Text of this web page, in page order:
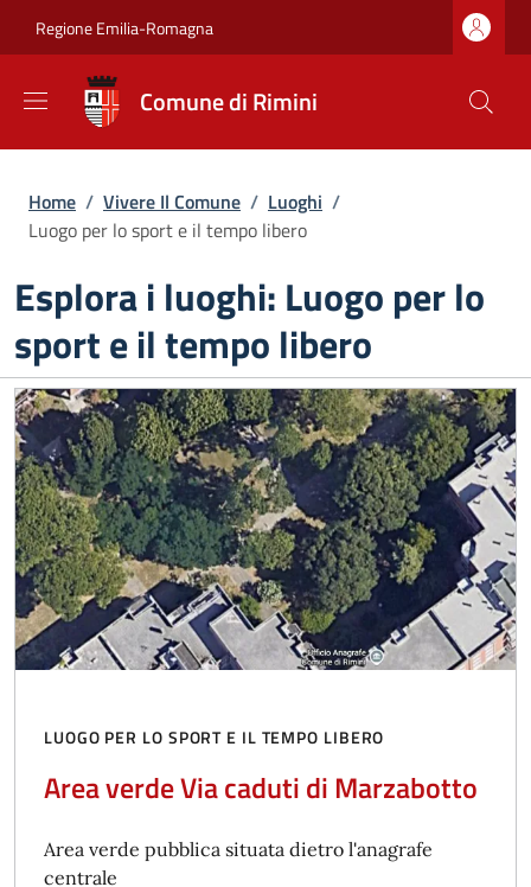
Regione Emilia-Romagna
Comune di Rimini
Briciole di pane
Home / Vivere Il Comune / Luoghi /
Luogo per lo sport e il tempo libero
Esplora i luoghi: Luogo per lo
sport e il tempo libero
LUOGO PER LO SPORT E IL TEMPO LIBERO
Area verde Via caduti di Marzabotto
Area verde pubblica situata dietro l'anagrafe
centrale